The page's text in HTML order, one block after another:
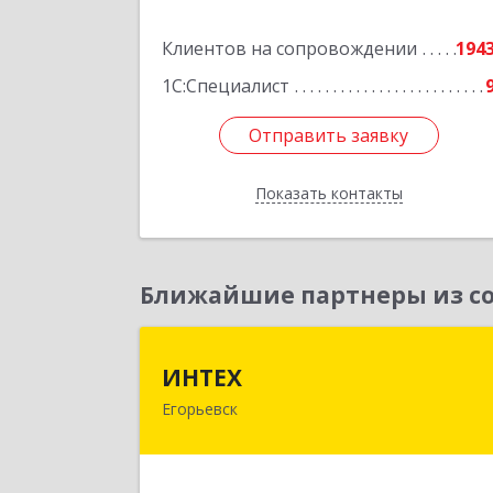
Клиентов на сопровождении
1С:Специалист
Отправить заявку
Показать контакты
Отправить заявку
Назад
Ближайшие партнеры из
ИНТЕХ
Егорьевск
140300, Московская обл, Егорьевск г,